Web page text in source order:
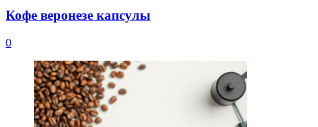
Кофе веронезе капсулы
0